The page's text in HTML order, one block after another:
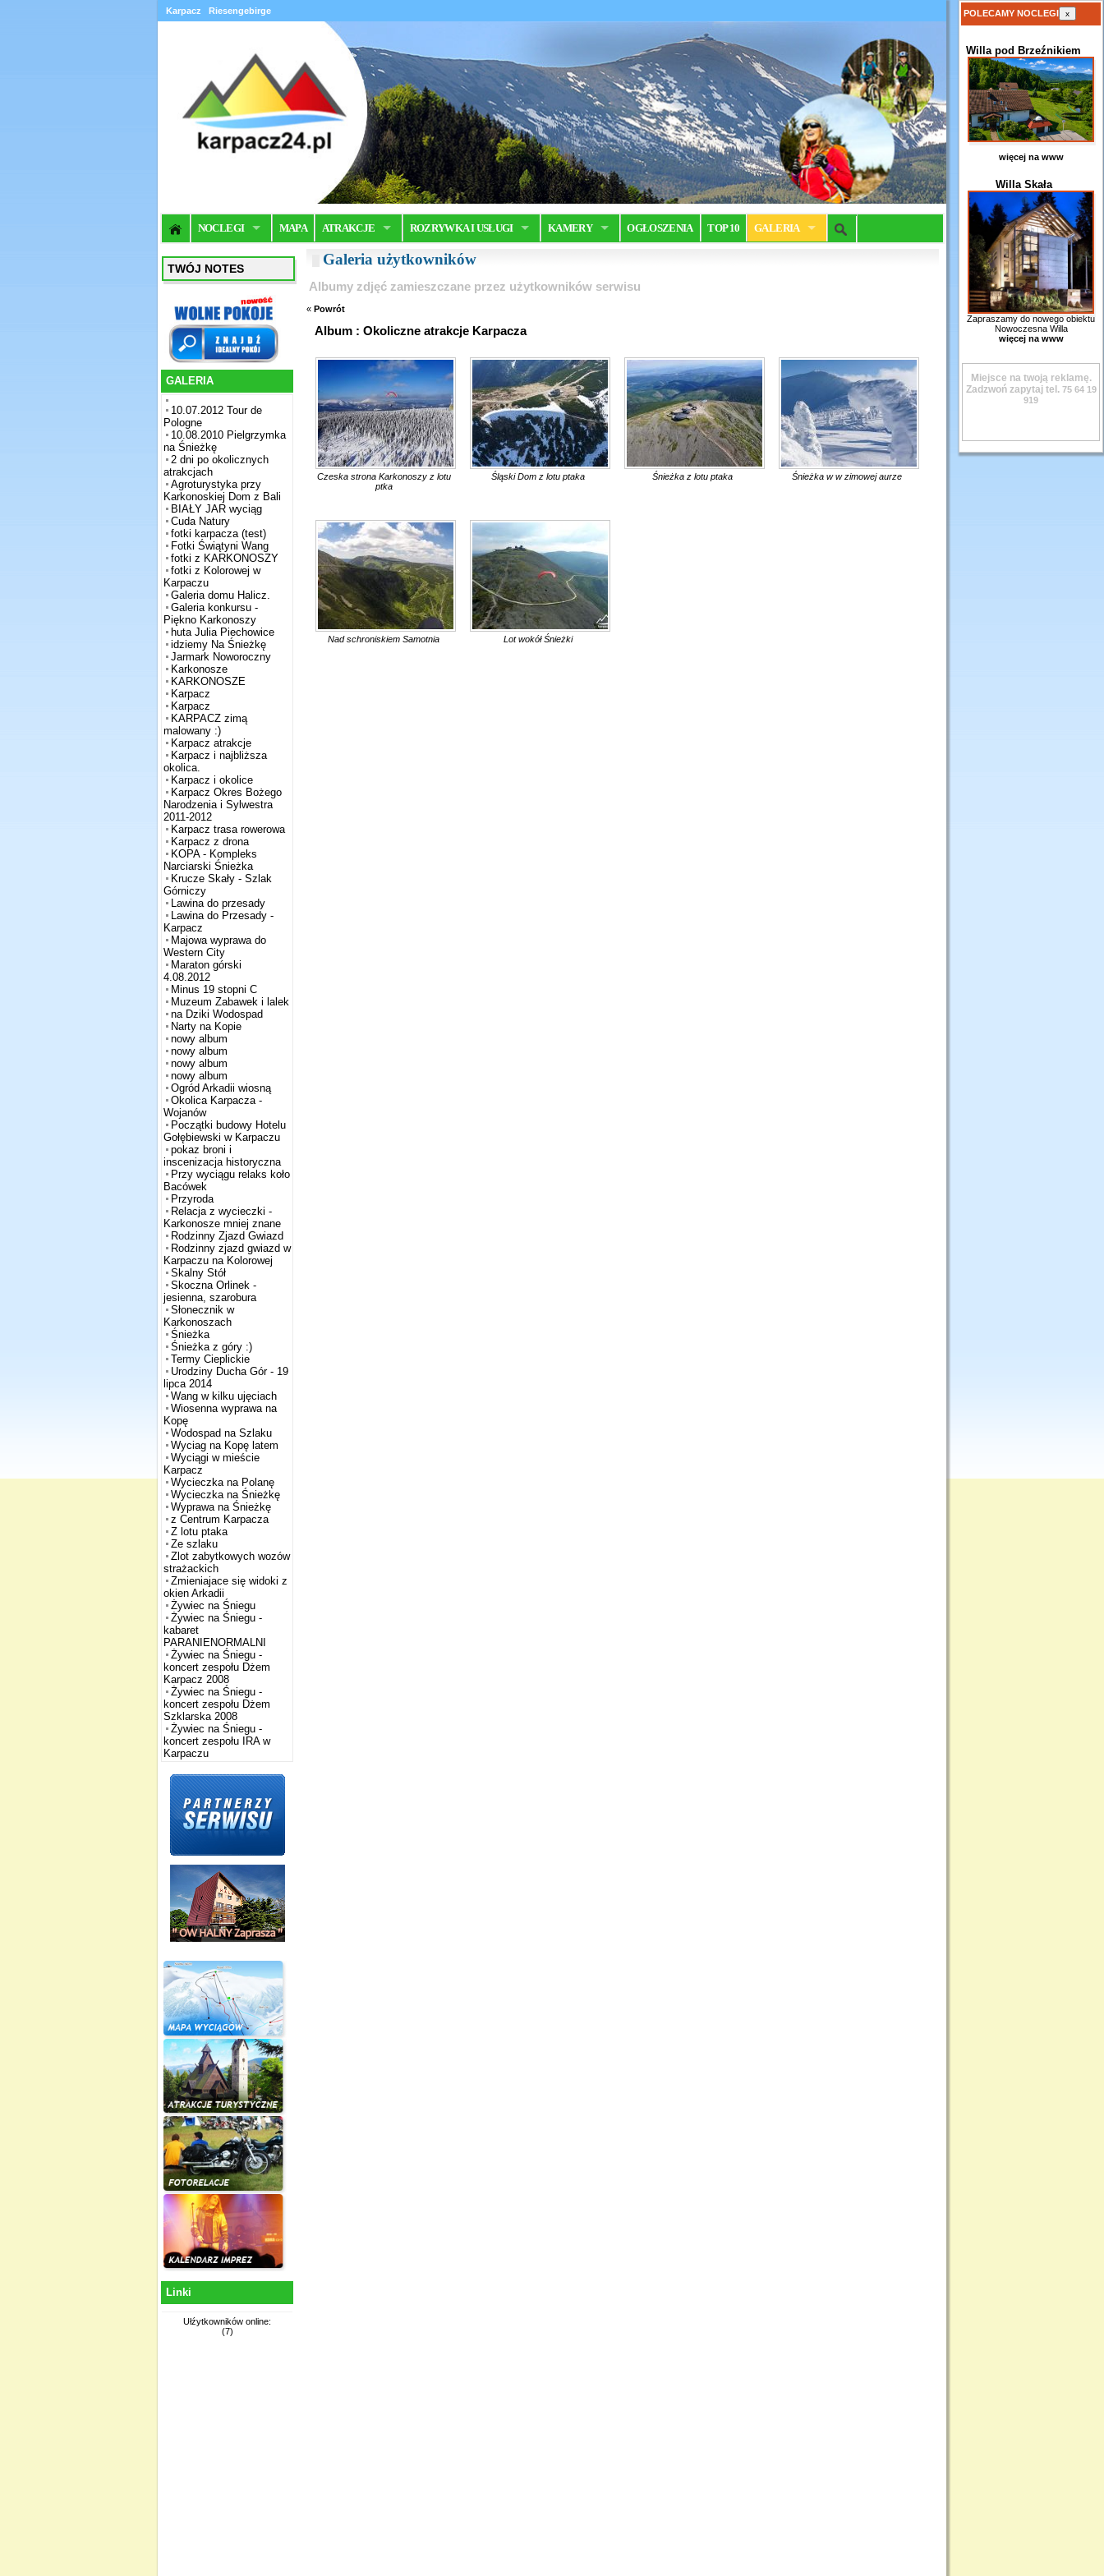
Karpacz Riesengebirge
NOCLEGI MAPA ATRAKCJE ROZRYWKA I USŁUGI KAMERY OGŁOSZENIA TOP 10 GALERIA
TWÓJ NOTES
GALERIA
10.07.2012 Tour de
Pologne
10.08.2010 Pielgrzymka
na Śnieżkę
2 dni po okolicznych
atrakcjach
Agroturystyka przy
Karkonoskiej Dom z Bali
BIAŁY JAR wyciąg
Cuda Natury
fotki karpacza (test)
Fotki Świątyni Wang
fotki z KARKONOSZY
fotki z Kolorowej w
Karpaczu
Galeria domu Halicz.
Galeria konkursu -
Piękno Karkonoszy
huta Julia Piechowice
idziemy Na Śnieżkę
Jarmark Noworoczny
Karkonosze
KARKONOSZE
Karpacz
Karpacz
KARPACZ zimą
malowany :)
Karpacz atrakcje
Karpacz i najbliższa
okolica.
Karpacz i okolice
Karpacz Okres Bożego
Narodzenia i Sylwestra
2011-2012
Karpacz trasa rowerowa
Karpacz z drona
KOPA - Kompleks
Narciarski Śnieżka
Krucze Skały - Szlak
Górniczy
Lawina do przesady
Lawina do Przesady -
Karpacz
Majowa wyprawa do
Western City
Maraton górski
4.08.2012
Minus 19 stopni C
Muzeum Zabawek i lalek
na Dziki Wodospad
Narty na Kopie
nowy album
nowy album
nowy album
nowy album
Ogród Arkadii wiosną
Okolica Karpacza -
Wojanów
Początki budowy Hotelu
Gołębiewski w Karpaczu
pokaz broni i
inscenizacja historyczna
Przy wyciągu relaks koło
Bacówek
Przyroda
Relacja z wycieczki -
Karkonosze mniej znane
Rodzinny Zjazd Gwiazd
Rodzinny zjazd gwiazd w
Karpaczu na Kolorowej
Skalny Stół
Skoczna Orlinek -
jesienna, szarobura
Słonecznik w
Karkonoszach
Śnieżka
Śnieżka z góry :)
Termy Cieplickie
Urodziny Ducha Gór - 19
lipca 2014
Wang w kilku ujęciach
Wiosenna wyprawa na
Kopę
Wodospad na Szlaku
Wyciag na Kopę latem
Wyciągi w mieście
Karpacz
Wycieczka na Polanę
Wycieczka na Śnieżkę
Wyprawa na Śnieżkę
z Centrum Karpacza
Z lotu ptaka
Ze szlaku
Zlot zabytkowych wozów
strażackich
Zmieniajace się widoki z
okien Arkadii
Żywiec na Śniegu
Żywiec na Śniegu -
kabaret
PARANIENORMALNI
Żywiec na Śniegu -
koncert zespołu Dżem
Karpacz 2008
Żywiec na Śniegu -
koncert zespołu Dżem
Szklarska 2008
Żywiec na Śniegu -
koncert zespołu IRA w
Karpaczu
Linki
Ułźytkowników online:
(7)
Galeria użytkowników
Albumy zdjęć zamieszczane przez użytkowników serwisu
« Powrót
Album : Okoliczne atrakcje Karpacza
Czeska strona Karkonoszy z lotu
ptka
Śląski Dom z lotu ptaka Śnieżka z lotu ptaka Śnieżka w w zimowej aurze
Nad schroniskiem Samotnia Lot wokół Śnieżki
POLECAMY NOCLEGI x
Willa pod Brzeźnikiem
więcej na www
Willa Skała
Zapraszamy do nowego obiektu
Nowoczesna Willa
więcej na www
Miejsce na twoją reklamę.
Zadzwoń zapytaj tel. 75 64 19
919